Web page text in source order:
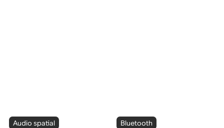
Audio spatial Bluetooth